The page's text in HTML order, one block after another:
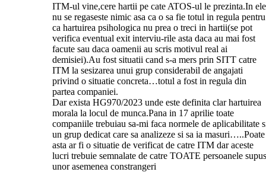
ITM-ul vine,cere hartii pe cate ATOS-ul le prezinta.In ele
nu se regaseste nimic asa ca o sa fie totul in regula pentru
ca hartuirea psihologica nu prea o treci in hartii(se pot
verifica eventual exit interviu-rile asta daca au mai fost
facute sau daca oamenii au scris motivul real ai
demisiei).Au fost situatii cand s-a mers prin SITT catre
ITM la sesizarea unui grup considerabil de angajati
privind o situatie concreta…totul a fost in regula din
partea companiei.
Dar exista HG970/2023 unde este definita clar hartuirea
morala la locul de munca.Pana in 17 aprilie toate
companiile trebuiau sa-mi faca normele de aplicabilitate
un grup dedicat care sa analizeze si sa ia masuri…..Poate
asta ar fi o situatie de verificat de catre ITM dar aceste
lucri trebuie semnalate de catre TOATE persoanele
unor asemenea constrangeri